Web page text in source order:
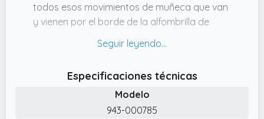
todos esos movimientos de muñeca que van
y vienen por el borde de la alfombrilla de
prueba óptimo brinda a los jugadores de PC
acceso al sensor del ratón Logitech G con
máxima exactitud y precisión
Especificaciones técnicas
Modelo
943-000785